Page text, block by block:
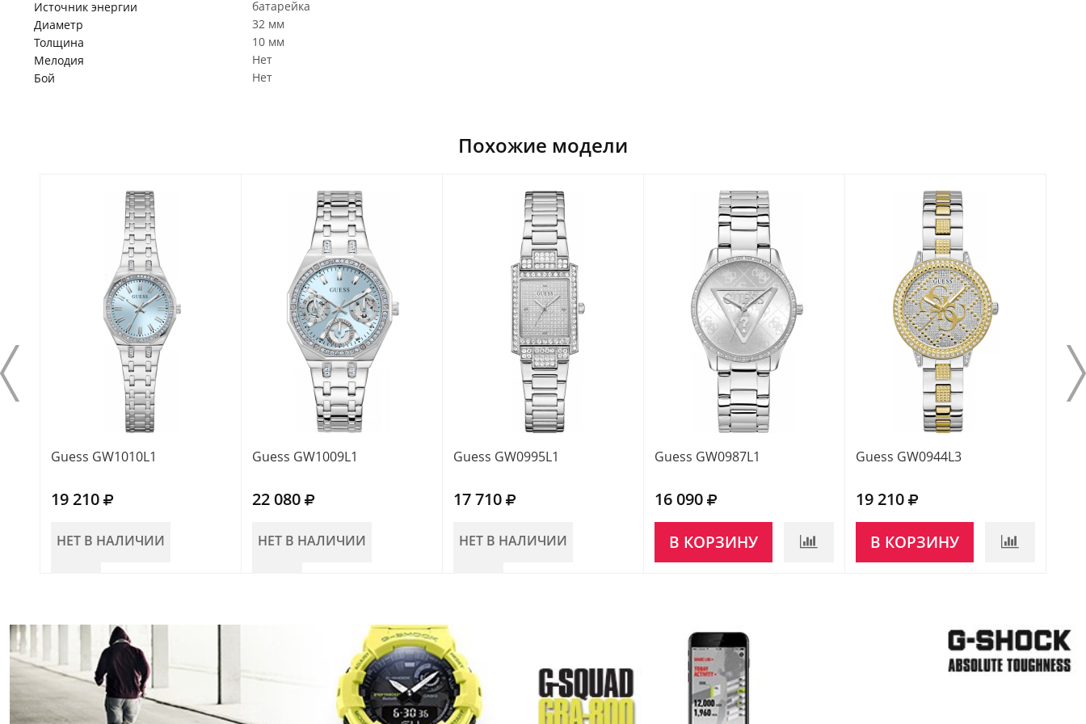
Источник энергии
батарейка
Диаметр
32 мм
Толщина
10 мм
Мелодия
Нет
Бой
Нет
Похожие модели
Guess GW1010L1
19 210
НЕТ В НАЛИЧИИ
Guess GW1009L1
22 080
НЕТ В НАЛИЧИИ
Guess GW0995L1
17 710
НЕТ В НАЛИЧИИ
Guess GW0987L1
16 090
В КОРЗИНУ
Guess GW0944L3
19 210
В КОРЗИНУ